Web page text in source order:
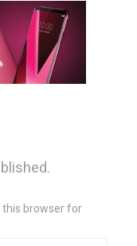
this browser for